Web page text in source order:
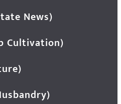
News)
Cultivation)